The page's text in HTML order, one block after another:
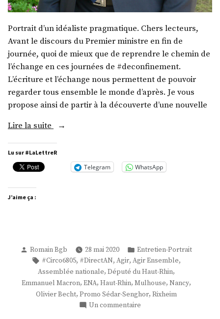
Portrait d’un idéaliste pragmatique. Chers lecteurs,
Avant le discours du Premier ministre en fin de
journée, quoi de mieux que de reprendre le chemin de
l’échange en ces journées de #deconfinement.
L’écriture et l’échange nous permettent de pouvoir
regarder tous ensemble le monde d’après. Je vous
propose ainsi de partir à la découverte d’une nouvelle
Lire la suite
« M.
Becht »
Lu sur #LaLettreR
Telegram WhatsApp
J’aime ça :
Publié
par
Romain Bgb 28 mai 2020
Publié
dans
Entretien-Portrait
Étiquettes :
#Circo6805, #DirectAN, Agir, Agir Ensemble,
Assemblée nationale, Député du Haut-Rhin,
Emmanuel Macron, ENA, Haut-Rhin, Mulhouse, Nancy,
Olivier Becht, Promo Sédar-Senghor, Rixheim
Un commentaire